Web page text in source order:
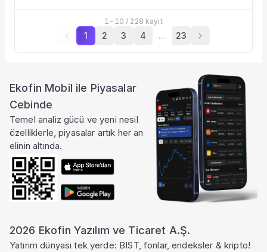
1 - 10 / 228 kayıt
1 2 3 4 … 23
Ekofin Mobil ile Piyasalar
Cebinde
Temel analiz gücü ve yeni nesil
özelliklerle, piyasalar artık her an
elinin altında.
2026 Ekofin Yazılım ve Ticaret A.Ş.
Yatırım dünyası tek yerde: BIST, fonlar, endeksler & kripto!